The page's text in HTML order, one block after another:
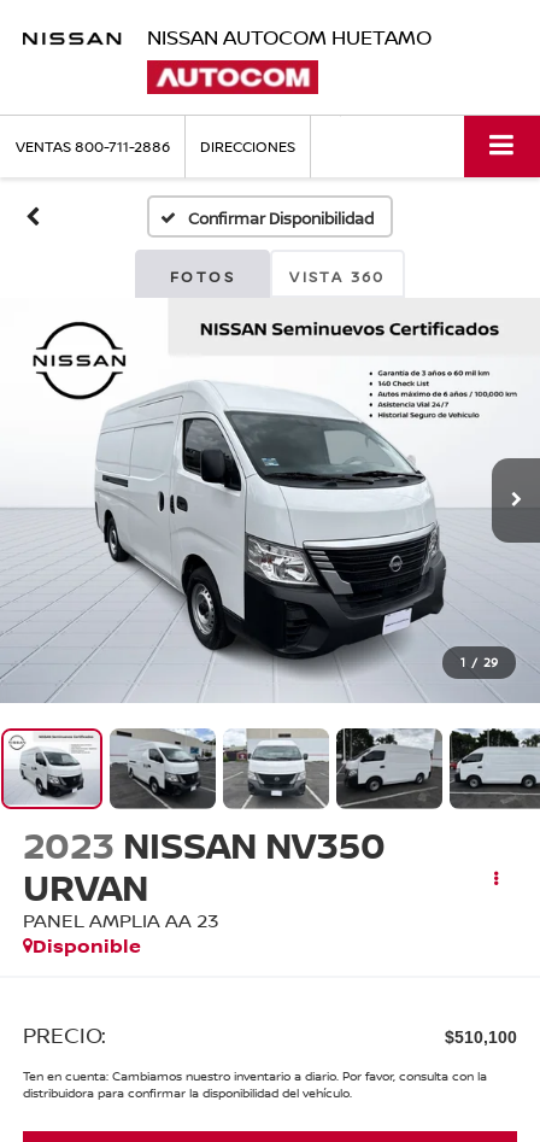
NISSAN AUTOCOM HUETAMO
VENTAS800-711-2886 DIRECCIONES
Confirmar Disponibilidad
FOTOS VISTA 360
1 / 29
2023 NISSAN NV350
URVAN
PANEL AMPLIA AA 23
Disponible
PRECIO: $510,100
Ten en cuenta: Cambiamos nuestro inventario a diario. Por favor, consulta con la
distribuidora para confirmar la disponibilidad del vehículo.